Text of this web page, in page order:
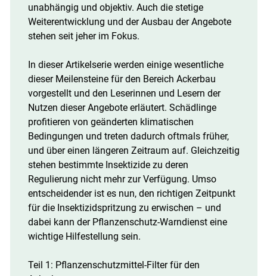
unabhängig und objektiv. Auch die stetige
Weiterentwicklung und der Ausbau der Angebote
stehen seit jeher im Fokus.
In dieser Artikelserie werden einige wesentliche
dieser Meilensteine für den Bereich Ackerbau
vorgestellt und den Leserinnen und Lesern der
Nutzen dieser Angebote erläutert. Schädlinge
profitieren von geänderten klimatischen
Bedingungen und treten dadurch oftmals früher,
und über einen längeren Zeitraum auf. Gleichzeitig
stehen bestimmte Insektizide zu deren
Regulierung nicht mehr zur Verfügung. Umso
entscheidender ist es nun, den richtigen Zeitpunkt
für die Insektizidspritzung zu erwischen – und
dabei kann der Pflanzenschutz-Warndienst eine
wichtige Hilfestellung sein.
Teil 1: Pflanzenschutzmittel-Filter für den